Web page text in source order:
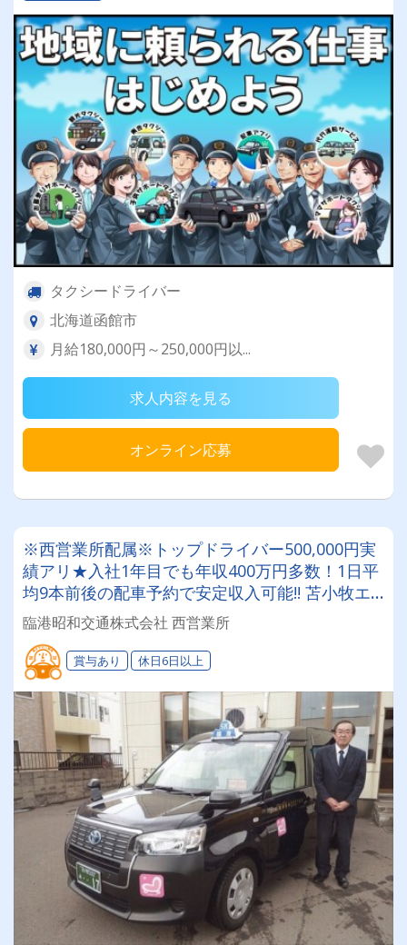
タクシードライバー
北海道函館市
月給180,000円～250,000円以...
求人内容を見る
オンライン応募
※西営業所配属※トップドライバー500,000円実
績アリ★入社1年目でも年収400万円多数！1日平
均9本前後の配車予約で安定収入可能!! 苫小牧エ
リアでタクシードライバーにチャレンジしてみま
せんか？＜未経験者大歓迎＞
臨港昭和交通株式会社 西営業所
賞与あり 休日6日以上